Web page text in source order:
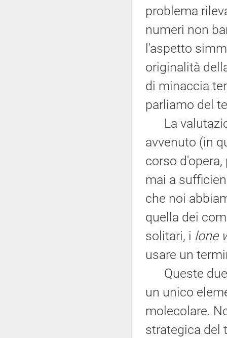
problema
numeri non
l'aspetto
originalità
di minaccia
parliamo del
La
avvenuto (in
corso
mai a
che noi
quella dei
solitari, i lone
usare un
Queste due
un unico
molecolare.
strategica del